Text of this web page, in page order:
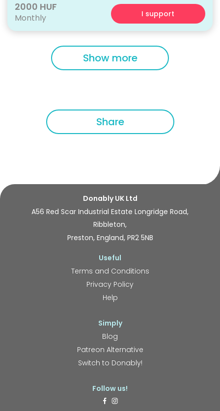
2000 HUF
Monthly I support
Show more
Share
Donably UK Ltd
A56 Red Scar Industrial Estate Longridge Road,
Ribbleton,
Preston, England, PR2 5NB
Useful
Terms and Conditions
Privacy Policy
Help
Simply
Blog
Patreon Alternative
Switch to Donably!
Follow us!